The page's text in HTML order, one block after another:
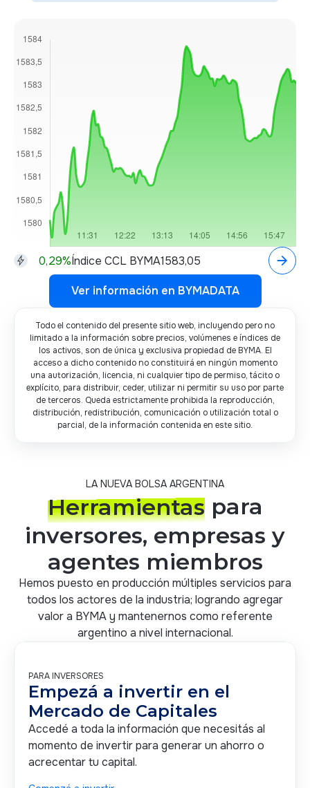
Índice CCL BYMA1583,05
0,29%
Ver información en BYMADATA
Todo el contenido del presente sitio web, incluyendo pero no
limitado a la información sobre precios, volúmenes e índices de
los activos, son de única y exclusiva propiedad de BYMA. El
acceso a dicho contenido no constituirá en ningún momento
una autorización, licencia, ni cualquier tipo de permiso, tácito o
explícito, para distribuir, ceder, utilizar ni permitir su uso por parte
de terceros. Queda estrictamente prohibida la reproducción,
distribución, redistribución, comunicación o utilización total o
parcial, de la información contenida en este sitio.
LA NUEVA BOLSA ARGENTINA
Herramientaspara
inversores, empresas y
agentes miembros
Hemos puesto en producción múltiples servicios para
todos los actores de la industria; logrando agregar
valor a BYMA y mantenernos como referente
argentino a nivel internacional.
PARA INVERSORES
Empezá a invertir en el
Mercado de Capitales
Accedé a toda la información que necesitás al
momento de invertir para generar un ahorro o
acrecentar tu capital.